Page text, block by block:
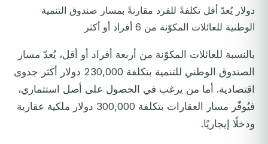
دولار يُعدّ أقل تكلفةً للفرد مقارنةً بمسار صندوق التنمية
الوطنية للعائلات المكوّنة من 6 أفراد أو أكثر
بالنسبة للعائلات المكوّنة من أربعة أفراد أو أقل، يُعدّ مسار
الصندوق الوطني للتنمية بتكلفة 230,000 دولار أكثر جدوى
اقتصادية. أما من يرغب في الحصول على أصل استثماري،
فيُوفّر مسار العقارات بتكلفة 300,000 دولار ملكية عقارية
ودخلًا إيجاريًا.